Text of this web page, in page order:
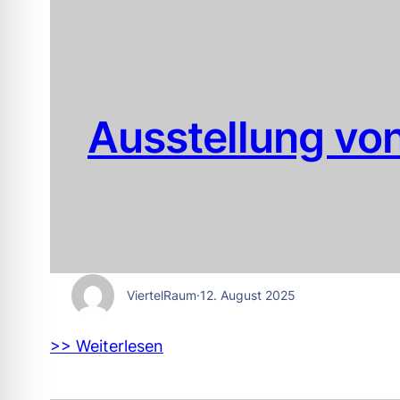
Ausstellung
ViertelRaum·12. August 2025
>> Weiterlesen